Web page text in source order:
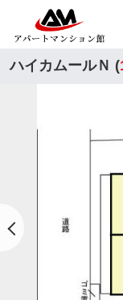
ハイカムールＮ (